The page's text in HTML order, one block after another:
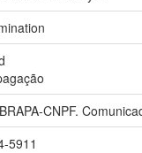
CNPF.
5911